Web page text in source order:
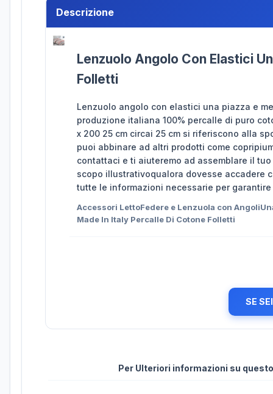
Descrizione
Lenzuolo Angolo Con Elastici
Folletti
Lenzuolo angolo con elastici una piazza e
produzione italiana 100% percalle di puro
x 200 25 cm circai 25 cm si riferiscono alla
puoi abbinare ad altri prodotti come
contattaci e ti aiuteremo ad assemblare il
scopo illustrativoqualora dovesse accadere
tutte le informazioni necessarie per
Accessori LettoFedere e Lenzuola con
Made In Italy Percalle Di Cotone Folletti
SE
Per Ulteriori informazioni su